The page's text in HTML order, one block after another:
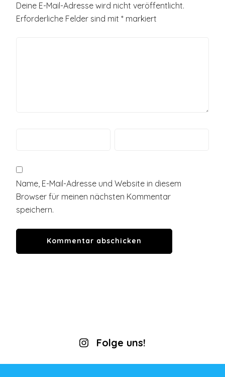
Deine E-Mail-Adresse wird nicht veröffentlicht.
Erforderliche Felder sind mit * markiert
Name, E-Mail-Adresse und Website in diesem
Browser für meinen nächsten Kommentar
speichern.
Folge uns!